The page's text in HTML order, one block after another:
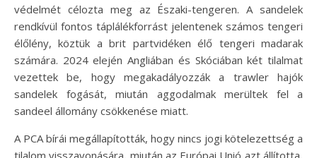
védelmét célozta meg az Északi-tengeren. A sandelek
rendkívül fontos táplálékforrást jelentenek számos tengeri
élőlény, köztük a brit partvidéken élő tengeri madarak
számára. 2024 elején Angliában és Skóciában két tilalmat
vezettek be, hogy megakadályozzák a trawler hajók
sandelek fogását, miután aggodalmak merültek fel a
sandeel állomány csökkenése miatt.
A PCA bírái megállapították, hogy nincs jogi kötelezettség a
tilalom visszavonására, miután az Európai Unió azt állította,